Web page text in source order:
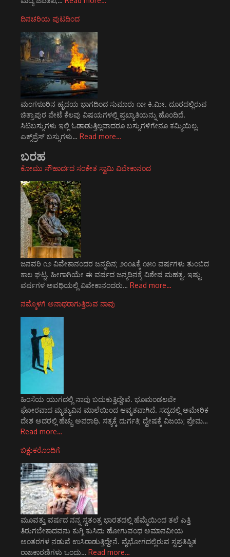
ದಿನಚರಿಯ ಪುಟದಿಂದ
ಮಂಗಳೂರಿನ ಹೃದಯ ಭಾಗದಿಂದ ಸುಮಾರು ೧೫ ಕಿ.ಮೀ. ದೂರದಲ್ಲಿರುವ
ಚಿತ್ರಾಪುರ ಪೇಟೆ ಕೆಲವು ವಿಷಯಗಳಲ್ಲಿ ಪ್ರಖ್ಯಾತಿಯನ್ನು ಹೊಂದಿದೆ.
ಸಿಟಿಬಸ್ಸುಗಳು ಇಲ್ಲಿ ಓಡಾಡುತ್ತಿಲ್ಲವಾದರೂ ಬಸ್ಸುಗಳಿಗೇನೂ ಕಮ್ಮಿಯಿಲ್ಲ.
ಎಕ್ಸ್‌ಪ್ರೆಸ್ ಬಸ್ಸುಗಳು… Read more…
ಬರಹ
ಕೋಮು ಸೌಹಾರ್ದದ ಸಂಕೇತ ಸ್ವಾಮಿ ವಿವೇಕಾನಂದ
ಜನವರಿ ೧೨ ವಿವೇಕಾನಂದರ ಜನ್ಮದಿನ; ೨೦೧೩ಕ್ಕೆ ೧೫೦ ವರ್ಷಗಳು ತುಂಬಿದ
ಕಾಲ ಘಟ್ಟ. ಹೀಗಾಗಿಯೇ ಈ ವರ್ಷದ ಜನ್ಮದಿನಕ್ಕೆ ವಿಶೇಷ ಮಹತ್ವ. ಇಷ್ಟು
ವರ್ಷಗಳ ಅವಧಿಯಲ್ಲಿ ವಿವೇಕಾನಂದರು… Read more…
ನಮ್ಮೊಳಗೆ ಅನಾಥರಾಗುತ್ತಿರುವ ನಾವು
ಹಿಂಸೆಯ ಯುಗದಲ್ಲಿ ನಾವು ಬದುಕುತ್ತಿದ್ದೇವೆ. ಭೂಮಂಡಲವೇ
ಘೋರವಾದ ಮೃತ್ಯುವಿನ ಮಾಲೆಯಿಂದ ಆವೃತವಾಗಿದೆ. ಸದ್ಯದಲ್ಲಿ ಅಮೇರಿಕ
ದೇಶ ಅದರಲ್ಲಿ ಹೆಚ್ಚು ಅಪರಾಧಿ. ಸತ್ಯಕ್ಕೆ ದುರ್ಗತಿ; ದ್ವೇಷಕ್ಕೆ ವಿಜಯ; ಪ್ರೇಮ…
Read more…
ಬಿಕ್ಷುಕರೊಂದಿಗೆ
ಮೂವತ್ತು ವರ್ಷದ ನನ್ನ ಸ್ವತಂತ್ರ ಭಾರತದಲ್ಲಿ ಹೆಮ್ಮೆಯಿಂದ ತಲೆ ಎತ್ತಿ
ತಿರುಗಬೇಕಾದವನು ಕುಗ್ಗಿ ಕುಸಿದು ಹೋಗುವಂಥ ಅಮಾನವೀಯ
ಅಂತರಗಳ ನಡುವೆ ಉಸಿರಾಡುತ್ತಿದ್ದೇನೆ. ವೈಭೋಗದಲ್ಲಿರುವ ಸ್ವಪ್ರತಿಷ್ಟಿತ
ರಾಜಕಾರಣಿಗಳು ಒಂದು… Read more…